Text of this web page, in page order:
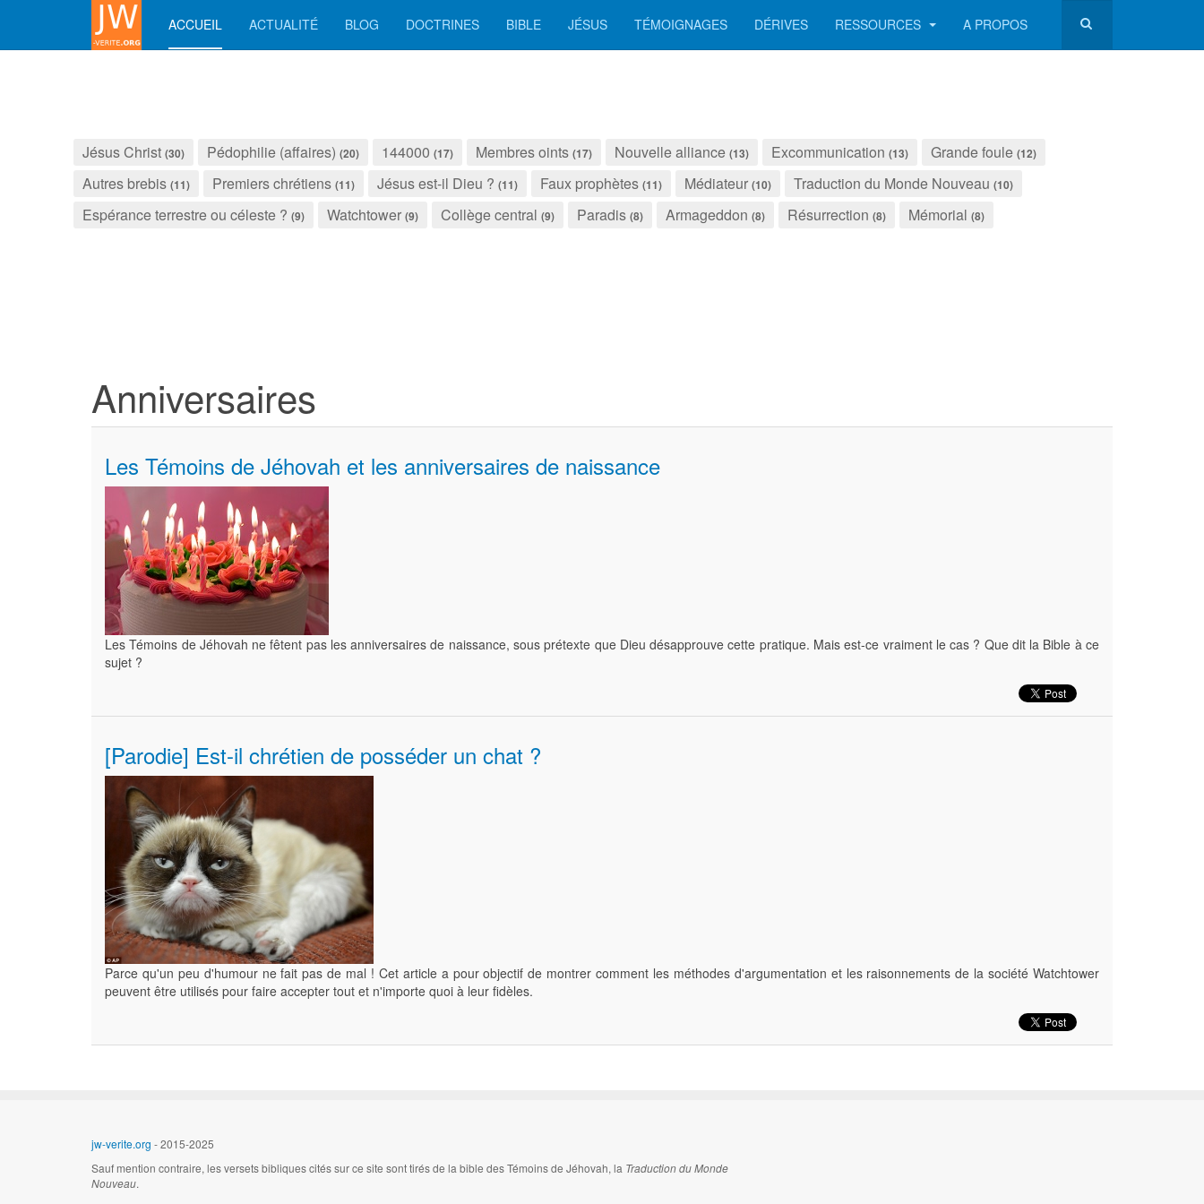
ACCUEIL ACTUALITÉ BLOG DOCTRINES BIBLE JÉSUS TÉMOIGNAGES DÉRIVES RESSOURCES A PROPOS
Jésus Christ (30) Pédophilie (affaires) (20) 144000 (17) Membres oints (17) Nouvelle alliance (13) Excommunication (13) Grande foule (12)
Autres brebis (11) Premiers chrétiens (11) Jésus est-il Dieu ? (11) Faux prophètes (11) Médiateur (10) Traduction du Monde Nouveau (10)
Espérance terrestre ou céleste ? (9) Watchtower (9) Collège central (9) Paradis (8) Armageddon (8) Résurrection (8) Mémorial (8)
Anniversaires
Les Témoins de Jéhovah et les anniversaires de naissance
Les Témoins de Jéhovah ne fêtent pas les anniversaires de naissance, sous prétexte que Dieu désapprouve cette pratique. Mais est-ce vraiment le cas ? Que dit la Bible à ce
sujet ?
[Parodie] Est-il chrétien de posséder un chat ?
Parce qu'un peu d'humour ne fait pas de mal ! Cet article a pour objectif de montrer comment les méthodes d'argumentation et les raisonnements de la société Watchtower
peuvent être utilisés pour faire accepter tout et n'importe quoi à leur fidèles.
jw-verite.org - 2015-2025
Sauf mention contraire, les versets bibliques cités sur ce site sont tirés de la bible des Témoins de Jéhovah, la Traduction du Monde
Nouveau.